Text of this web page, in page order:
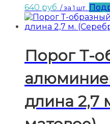
640 руб. / за 1 шт.
Порог Т-
длина 2,7